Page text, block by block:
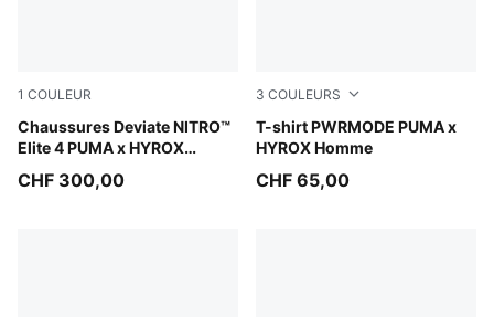
1 COULEUR
Chaussures Deviate NITRO™
Elite 4 PUMA x HYROX
Pure Pink-Electric Orchid-Deep Plum
CHF 300,00
3 COULEURS
T-shirt PWRMODE PUMA x
HYROX Homme
Mouse Gray
CHF 65,00